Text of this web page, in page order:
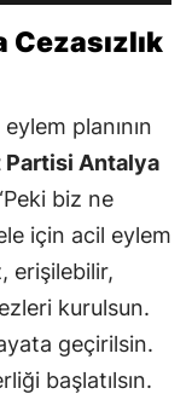
planının
Partisi Antalya
biz ne
için acil eylem
erişilebilir,
kurulsun.
geçirilsin.
başlatılsın.